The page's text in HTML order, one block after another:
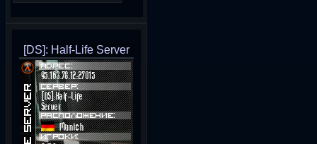
[DS]: Half-Life Server